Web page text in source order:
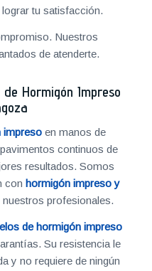
tu satisfacción.
Nuestros
de atenderte.
Hormigón Impreso
impreso en manos de
continuos de
resultados. Somos
conhormigón impreso y
profesionales.
de hormigón impreso
Su resistencia le
y no requiere de ningún